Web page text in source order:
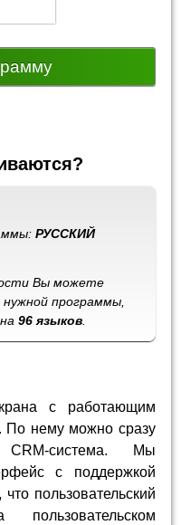
РУССКИЙ
Вы можете
нужной программы,
на96 языков
с работающим
По нему можно сразу
система. Мы
с поддержкой
пользовательский